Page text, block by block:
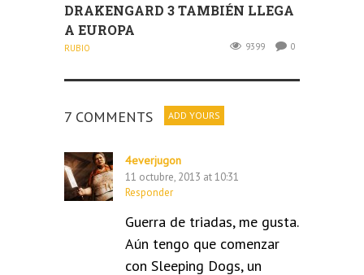
DRAKENGARD 3 TAMBIÉN LLEGA
A EUROPA
RUBIO 9399 0
7 COMMENTS ADD YOURS
4everjugon
11 octubre, 2013 at 10:31
Responder
Guerra de triadas, me gusta.
Aún tengo que comenzar
con Sleeping Dogs, un